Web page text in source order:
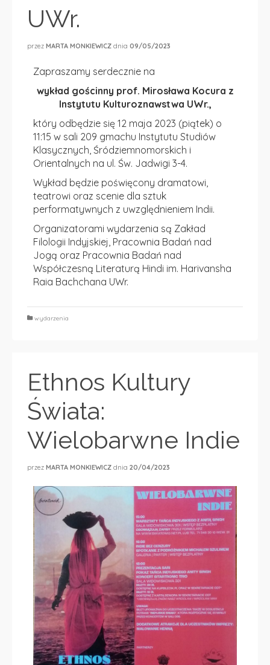
UWr.
przez MARTA MONKIEWICZ dnia 09/05/2023
Zapraszamy serdecznie na
wykład gościnny prof. Mirosława Kocura z
Instytutu Kulturoznawstwa UWr.,
który odbędzie się 12 maja 2023 (piątek) o
11:15 w sali 209 gmachu Instytutu Studiów
Klasycznych, Śródziemnomorskich i
Orientalnych na ul. Św. Jadwigi 3-4.
Wykład będzie poświęcony dramatowi,
teatrowi oraz scenie dla sztuk
performatywnych z uwzględnieniem Indii.
Organizatorami wydarzenia są Zakład
Filologii Indyjskiej, Pracownia Badań nad
Jogą oraz Pracownia Badań nad
Współczesną Literaturą Hindi im. Harivansha
Raia Bachchana UWr.
wydarzenia
Ethnos Kultury
Świata:
Wielobarwne Indie
przez MARTA MONKIEWICZ dnia 20/04/2023